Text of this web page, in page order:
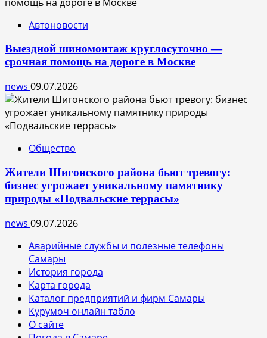
Автоновости
Выездной шиномонтаж круглосуточно —
срочная помощь на дороге в Москве
news 09.07.2026
Общество
Жители Шигонского района бьют тревогу:
бизнес угрожает уникальному памятнику
природы «Подвальские террасы»
news 09.07.2026
Аварийные службы и полезные телефоны
Самары
История города
Карта города
Каталог предприятий и фирм Самары
Курумоч онлайн табло
О сайте